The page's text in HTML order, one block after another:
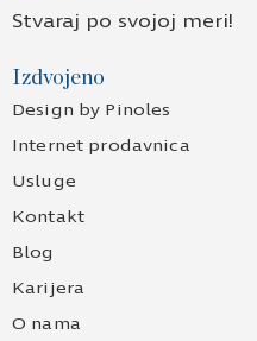
Stvaraj po svojoj meri!
Izdvojeno
Design by Pinoles
Internet prodavnica
Usluge
Kontakt
Blog
Karijera
O nama